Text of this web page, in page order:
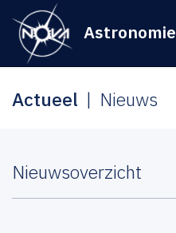
Astronomie
Actueel Nieuws
Nieuwsoverzicht